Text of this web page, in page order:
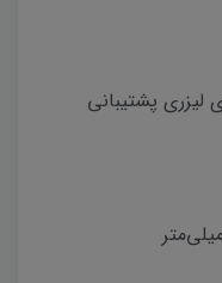
لیزری پشتیبانی